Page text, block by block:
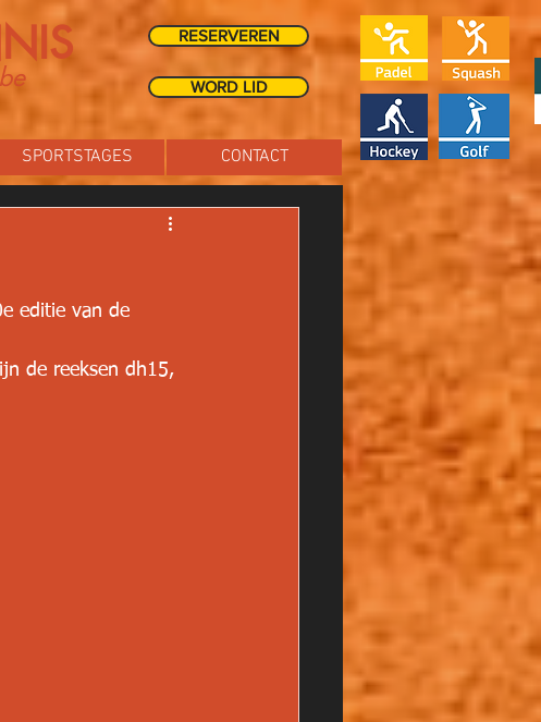
RESERVEREN
WORD LID
SPORTSTAGES CONTACT
editie van de
de reeksen dh15,